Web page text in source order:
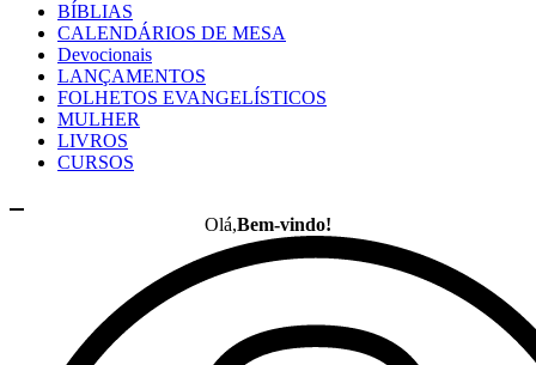
BÍBLIAS
CALENDÁRIOS DE MESA
Devocionais
LANÇAMENTOS
FOLHETOS EVANGELÍSTICOS
MULHER
LIVROS
CURSOS
Olá,Bem-vindo!